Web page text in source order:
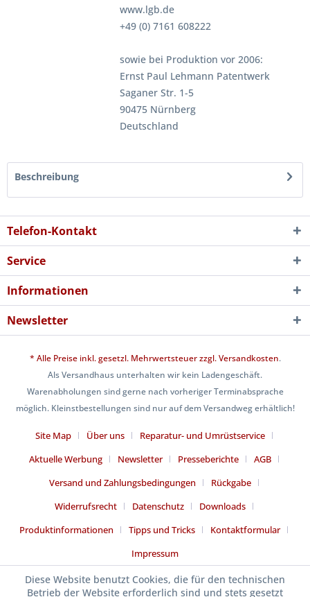
www.lgb.de
+49 (0) 7161 608222
sowie bei Produktion vor 2006:
Ernst Paul Lehmann Patentwerk
Saganer Str. 1-5
90475 Nürnberg
Deutschland
Beschreibung
Telefon-Kontakt
Service
Informationen
Newsletter
* Alle Preise inkl. gesetzl. Mehrwertsteuer zzgl.Versandkosten.
Als Versandhaus unterhalten wir kein Ladengeschäft.
Warenabholungen sind gerne nach vorheriger Terminabsprache
möglich. Kleinstbestellungen sind nur auf dem Versandweg erhältlich!
Site Map Über uns
Reparatur- und Umrüstservice
Aktuelle Werbung
Newsletter Presseberichte
AGB
Versand und Zahlungsbedingungen
Rückgabe
Widerrufsrecht
Datenschutz
Downloads
Produktinformationen
Tipps und Tricks
Kontaktformular
Impressum
Diese Website benutzt Cookies, die für den technischen
Betrieb der Website erforderlich sind und stets gesetzt